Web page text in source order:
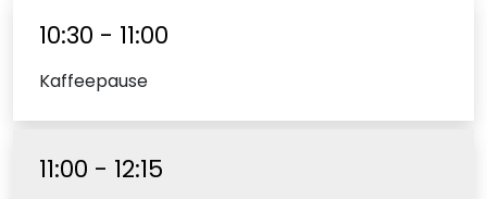
10:30 - 11:00
Kaffeepause
11:00 - 12:15